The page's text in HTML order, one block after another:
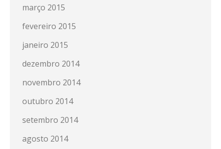
março 2015
fevereiro 2015
janeiro 2015
dezembro 2014
novembro 2014
outubro 2014
setembro 2014
agosto 2014